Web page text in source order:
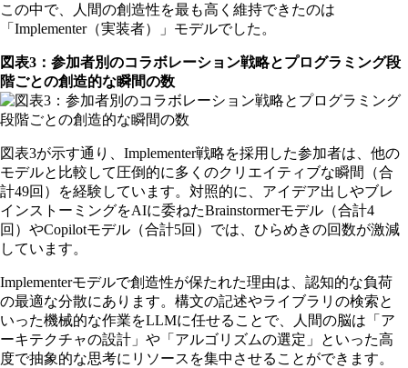
この中で、人間の創造性を最も高く維持できたのは
「Implementer（実装者）」モデルでした。
図表3：参加者別のコラボレーション戦略とプログラミング段
階ごとの創造的な瞬間の数
図表3が示す通り、Implementer戦略を採用した参加者は、他の
モデルと比較して圧倒的に多くのクリエイティブな瞬間（合
計49回）を経験しています。対照的に、アイデア出しやブレ
インストーミングをAIに委ねたBrainstormerモデル（合計4
回）やCopilotモデル（合計5回）では、ひらめきの回数が激減
しています。
Implementerモデルで創造性が保たれた理由は、認知的な負荷
の最適な分散にあります。構文の記述やライブラリの検索と
いった機械的な作業をLLMに任せることで、人間の脳は「ア
ーキテクチャの設計」や「アルゴリズムの選定」といった高
度で抽象的な思考にリソースを集中させることができます。